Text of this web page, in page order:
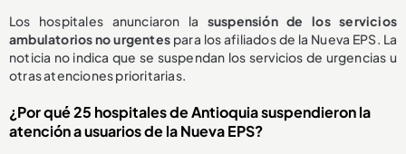
Los hospitales anunciaron la suspensión de los servicios
ambulatorios no urgentes para los afiliados de la Nueva EPS. La
noticia no indica que se suspendan los servicios de urgencias u
otras atenciones prioritarias.
¿Por qué 25 hospitales de Antioquia suspendieron la
atención a usuarios de la Nueva EPS?